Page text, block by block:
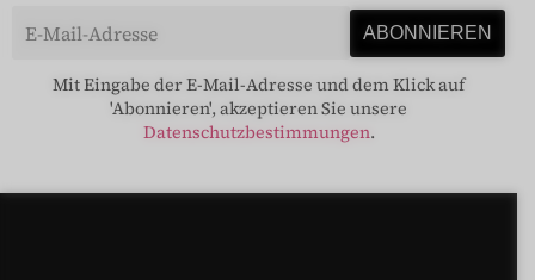
Mit Eingabe der E-Mail-Adresse und dem Klick auf
'Abonnieren', akzeptieren Sie unsere
Datenschutzbestimmungen.